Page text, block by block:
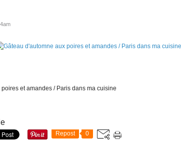
et amandes / Paris dans ma cuisine
Repost 0